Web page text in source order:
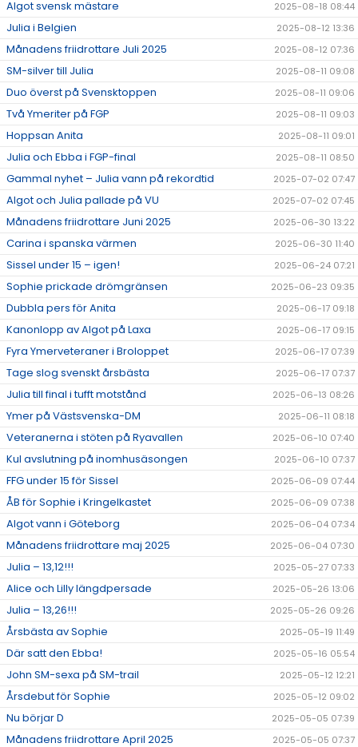
Algot svensk mästare 2025-08-18 08:44
Julia i Belgien 2025-08-12 13:36
Månadens friidrottare Juli 2025 2025-08-12 07:36
SM-silver till Julia 2025-08-11 09:08
Duo överst på Svensktoppen 2025-08-11 09:06
Två Ymeriter på FGP 2025-08-11 09:03
Hoppsan Anita 2025-08-11 09:01
Julia och Ebba i FGP-final 2025-08-11 08:50
Gammal nyhet – Julia vann på rekordtid 2025-07-02 07:47
Algot och Julia pallade på VU 2025-07-02 07:45
Månadens friidrottare Juni 2025 2025-06-30 13:22
Carina i spanska värmen 2025-06-30 11:40
Sissel under 15 – igen! 2025-06-24 07:21
Sophie prickade drömgränsen 2025-06-23 09:35
Dubbla pers för Anita 2025-06-17 09:18
Kanonlopp av Algot på Laxa 2025-06-17 09:15
Fyra Ymerveteraner i Broloppet 2025-06-17 07:39
Tage slog svenskt årsbästa 2025-06-17 07:37
Julia till final i tufft motstånd 2025-06-13 08:26
Ymer på Västsvenska-DM 2025-06-11 08:18
Veteranerna i stöten på Ryavallen 2025-06-10 07:40
Kul avslutning på inomhusäsongen 2025-06-10 07:37
FFG under 15 för Sissel 2025-06-09 07:44
ÅB för Sophie i Kringelkastet 2025-06-09 07:38
Algot vann i Göteborg 2025-06-04 07:34
Månadens friidrottare maj 2025 2025-06-04 07:30
Julia – 13,12!!! 2025-05-27 07:33
Alice och Lilly längdpersade 2025-05-26 13:06
Julia – 13,26!!! 2025-05-26 09:26
Årsbästa av Sophie 2025-05-19 11:49
Där satt den Ebba! 2025-05-16 05:54
John SM-sexa på SM-trail 2025-05-12 12:21
Årsdebut för Sophie 2025-05-12 09:02
Nu börjar D 2025-05-05 07:39
Månadens friidrottare April 2025 2025-05-05 07:37